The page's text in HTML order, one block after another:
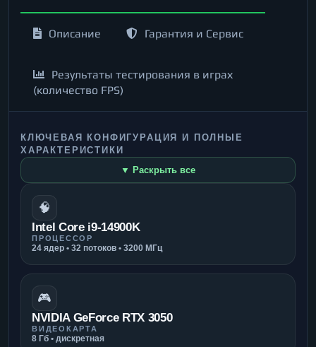
Описание Гарантия и Сервис
Результаты тестирования в играх
(количество FPS)
КЛЮЧЕВАЯ КОНФИГУРАЦИЯ И ПОЛНЫЕ
ХАРАКТЕРИСТИКИ
▼ Раскрыть все
🧠
Intel Core i9-14900K
ПРОЦЕССОР
24 ядер • 32 потоков • 3200 МГц
🎮
NVIDIA GeForce RTX 3050
ВИДЕОКАРТА
8 Гб • дискретная